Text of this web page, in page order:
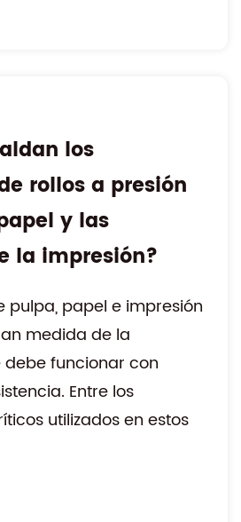
los
rollos a presión
y las
la impresión?
pulpa, papel e impresión
medida de la
funcionar con
Entre los
utilizados en estos